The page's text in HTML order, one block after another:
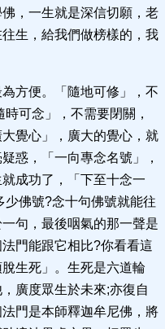
，一生就是深信切願，老
生，給我們做榜樣的，我
方便。「隨地可修」，不
可念」，不需要閉關，
覺心」，廣大的覺心，就
惑，「一向專念名號」，
成功了，「下至十念一
佛號?念十句佛號就能往
句，最後咽氣的那一聲是
門能跟它相比?你看看這
生死」。生死是六道輪
廣度眾生於未來;亦復自
門是本師釋迦牟尼佛，將